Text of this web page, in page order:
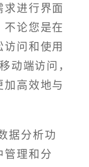
求进行界面
不论您是在
问和使用
动端访问，
高效地与
据分析功
管理和分